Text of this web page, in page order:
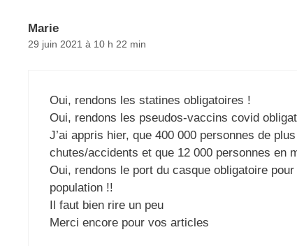
Marie
29 juin 2021 à 10 h 22 min
Oui, rendons les statines obligatoires !
Oui, rendons les pseudos-vaccins covid
J’ai appris hier, que 400 000 personnes de
chutes/accidents et que 12 000 personnes en
Oui, rendons le port du casque obligatoire
population !!
Il faut bien rire un peu
Merci encore pour vos articles